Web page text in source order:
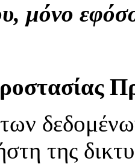
μόνο
της